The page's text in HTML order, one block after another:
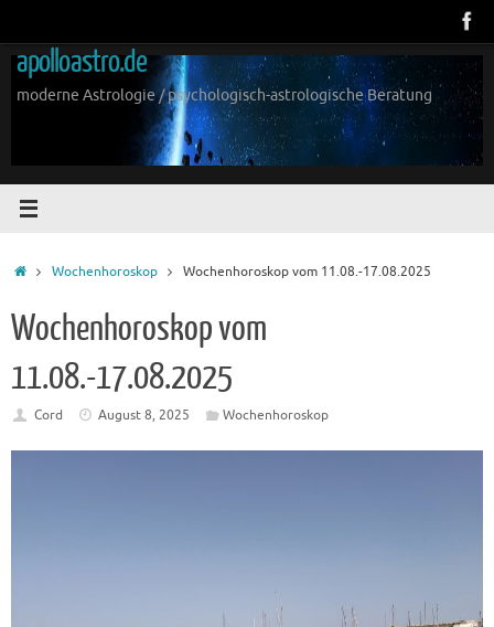
springen
apolloastro.de
moderne Astrologie / psychologisch-astrologische Beratung
StartWochenhoroskop Wochenhoroskop vom 11.08.-17.08.2025
Wochenhoroskop vom
11.08.-17.08.2025
Cord August 8, 2025 Wochenhoroskop